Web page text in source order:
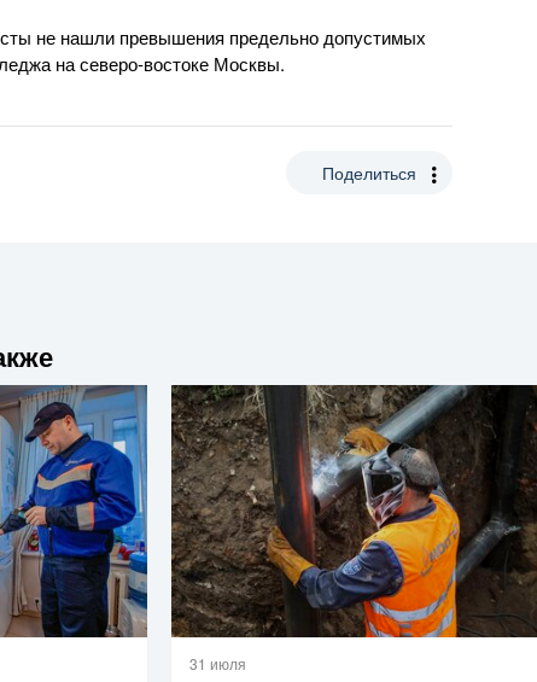
не нашли превышения предельно допустимых
насеверо-востоке Москвы.
Поделиться
31 июля